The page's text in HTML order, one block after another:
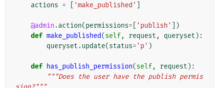
actions = 'make_published'
@admin .action(permissions= 'publish'
])
def make_published(self, request , queryset ):
queryset .update(status= 'p' )
def has_publish_permission(self, request ):
"""Does the user have the publish permis